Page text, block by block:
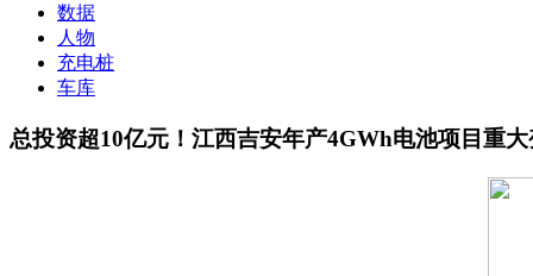
数据
人物
充电桩
车库
总投资超10亿元！江西吉安年产4GWh电池项目重